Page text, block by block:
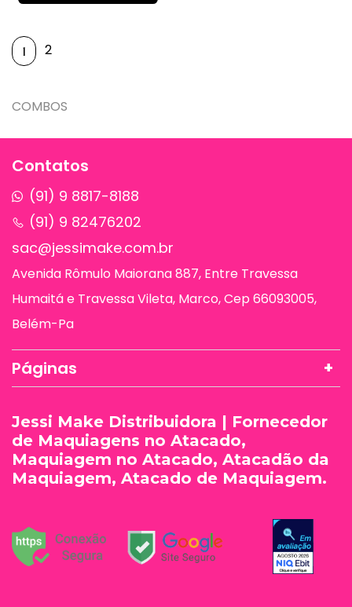
1 2
COMBOS
Contatos
(91) 9 8817-8188
(91) 9 82476202
sac@jessimake.com.br
Avenida Rômulo Maiorana 887, Entre Travessa
Humaitá e Travessa Vileta, Marco, Cep 66093005,
Belém-Pa
Páginas
Jessi Make Distribuidora | Fornecedor
de Maquiagens no Atacado,
Maquiagem no Atacado, Atacadão da
Maquiagem, Atacado de Maquiagem.